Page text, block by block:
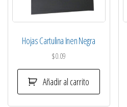
Hojas Cartulina Inen Negra
$0.09
Añadir al carrito